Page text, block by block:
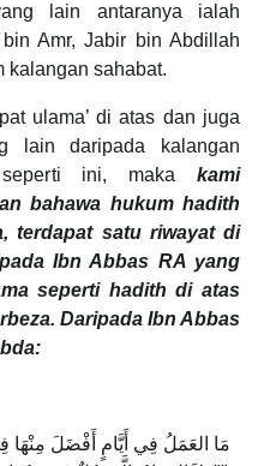
lain antaranya ialah
Amr, Jabir bin Abdillah
kalangan sahabat.
ulama’ di atas dan juga
lain daripada kalangan
seperti ini, maka kami
bahawa hukum hadith
terdapat satu riwayat di
Ibn Abbas RA yang
seperti hadith di atas
Daripada Ibn Abbas